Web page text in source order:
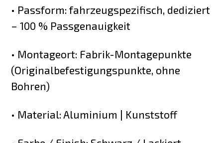
• Passform: fahrzeugspezifisch, dediziert
– 100 % Passgenauigkeit
• Montageort: Fabrik-Montagepunkte
(Originalbefestigungspunkte, ohne
Bohren)
• Material: Aluminium | Kunststoff